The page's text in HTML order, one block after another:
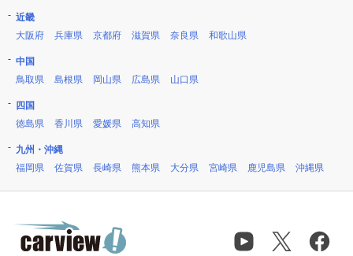
近畿
大阪府
兵庫県 京都府 滋賀県 奈良県 和歌山県
中国
鳥取県
島根県 岡山県 広島県 山口県
四国
徳島県
香川県 愛媛県 高知県
九州・沖縄
福岡県
佐賀県 長崎県 熊本県 大分県 宮崎県 鹿児島県 沖縄県